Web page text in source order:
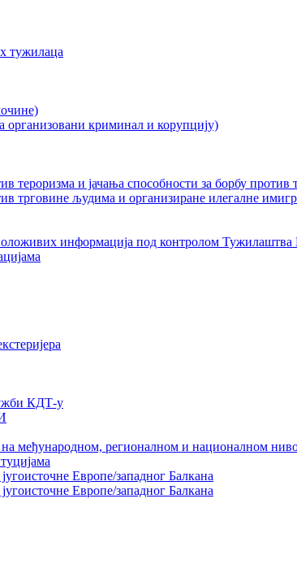
тужилаца
организовани криминал и корупцију)
тероризма и јачања способности за борбу против
трговине људима и организиране илегалне
информација под контролом Тужилаштва
КДТ-у
међународном, регионалном и националном
Европе/западног Балкана
Европе/западног Балкана